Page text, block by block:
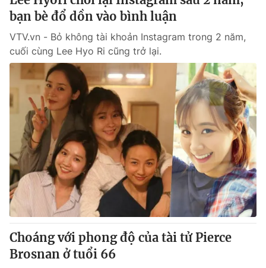
bạn bè đổ dồn vào bình luận
VTV.vn - Bỏ không tài khoản Instagram trong 2 năm,
cuối cùng Lee Hyo Ri cũng trở lại.
Choáng với phong độ của tài tử Pierce
Brosnan ở tuổi 66